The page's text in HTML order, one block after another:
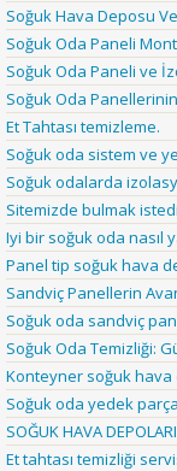
Soğuk Hava Deposu
Soğuk Oda Paneli
Soğuk Oda Paneli ve
Soğuk Oda
Et Tahtası temizleme.
Soğuk oda sistem ve
Soğuk odalarda
Sitemizde bulmak
Iyi bir soğuk oda nasıl
Panel tip soğuk hava
Sandviç Panellerin
Soğuk oda sandviç
Soğuk Oda Temizliği:
Konteyner soğuk
Soğuk oda yedek parça
SOĞUK HAVA
Et tahtası temizliği